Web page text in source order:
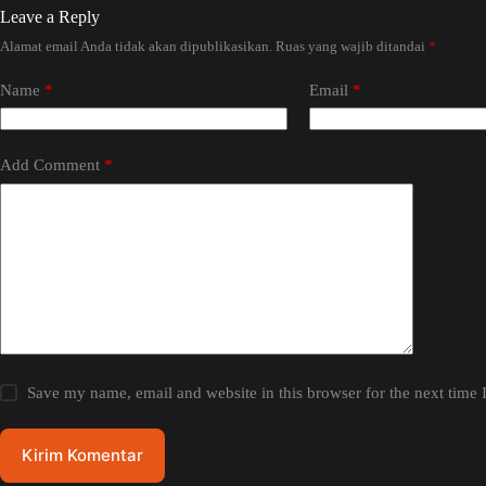
Leave a Reply
Alamat email Anda tidak akan dipublikasikan. Ruas yang wajib ditandai *
Name * Email *
Add Comment *
Save my name, email and website in this browser for the next time
Kirim Komentar